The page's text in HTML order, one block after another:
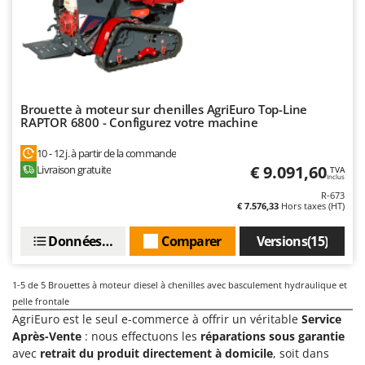
Machines pour la transformation des fruits
Machines sous vide
Motobineuses
Motofaucheuses
Motopompes pour irrigation
Moulins à céréales électriques
Moulins à farine
Nettoyeurs et Balais à vapeur
Nettoyeurs haute pression
P
Peignes vibreurs et Secoueurs à olives
Pelles rétros pour tracteur
Famur
FARMER
FBC
Ferrari Group
Ferroni
FIAC
FINI
Fiskars
Flymo
Fontana Forni
Forest Master
Brouette à moteur sur chenilles AgriEuro Top-Line
RAPTOR 6800 - Configurez votre machine
10 - 12 j. à partir de la commande
Livraison gratuite
€ 9.091,60 TVA
Inclus
R-673
€ 7.576,33 Hors taxes (HT)
Versions(15)
Comparer
Données techniques
1-5 de 5 Brouettes à moteur diesel à chenilles avec basculement hydraulique et
pelle frontale
AgriEuro est le seul e-commerce à offrir un véritable Service
Après-Vente : nous effectuons les réparations sous garantie
avec retrait du produit directement à domicile, soit dans